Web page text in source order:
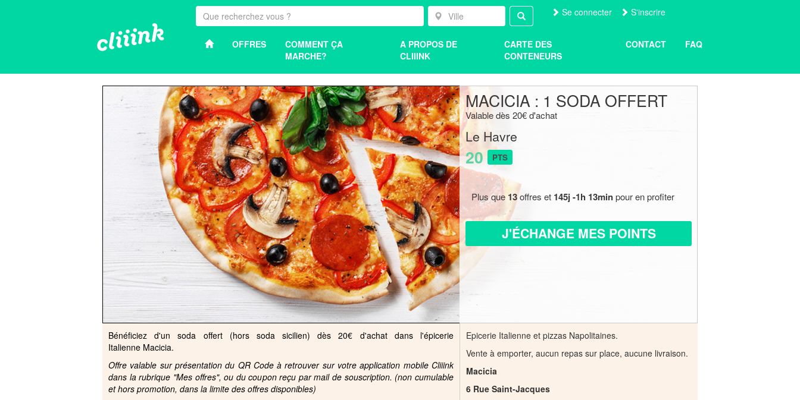
Se connecter S'inscrire
OFFRES
COMMENT ÇA
MARCHE?
A PROPOS DE
CLIIINK
CARTE DES
CONTENEURS
CONTACT FAQ
MACICIA : 1 SODA OFFERT
Valable dès 20€ d'achat
Le Havre
20 PTS
Plus que 13offres et 145j -1h 13minpour en profiter
J'ÉCHANGE MES POINTS
Bénéficiez d'un soda offert (hors soda sicilien) dès 20€ d'achat dans l'épicerie
Italienne Macicia.
Offre valable sur présentation du QR Code à retrouver sur votre application mobile Cliiink
dans la rubrique "Mes offres", ou du coupon reçu par mail de souscription. (non cumulable
et hors promotion, dans la limite des offres disponibles)
Epicerie Italienne et pizzas Napolitaines.
Vente à emporter, aucun repas sur place, aucune livraison.
Macicia
6 Rue Saint-Jacques